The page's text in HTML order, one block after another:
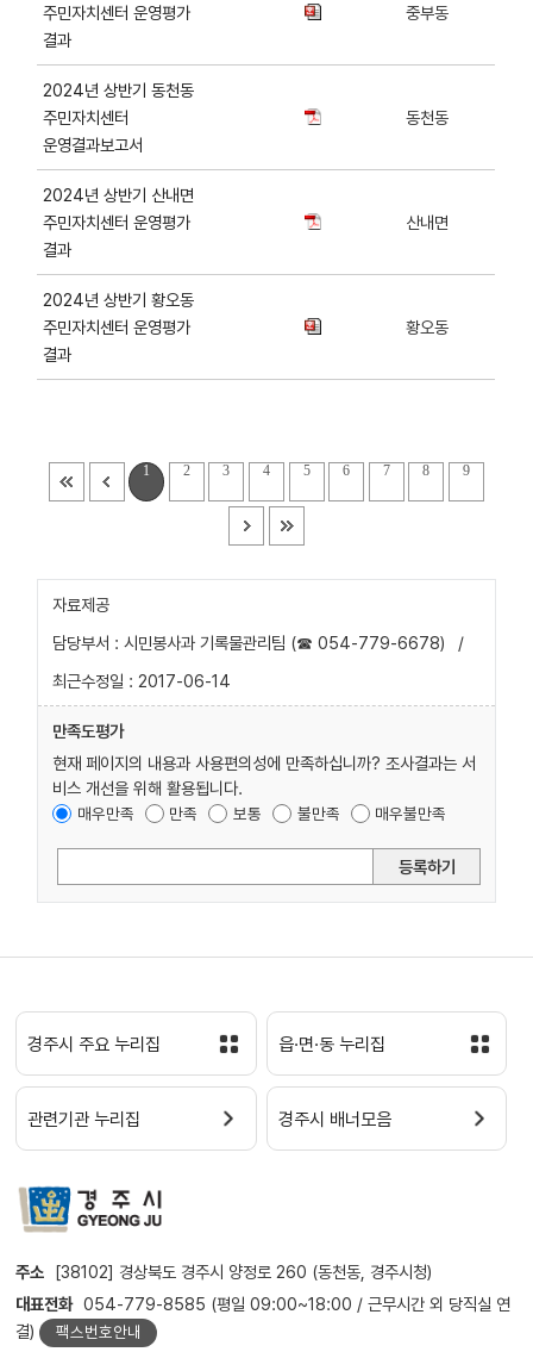
주민자치센터 운영평가
결과
중부동
2024년 상반기 동천동
주민자치센터
운영결과보고서
동천동
2024년 상반기 산내면
주민자치센터 운영평가
결과
산내면
2024년 상반기 황오동
주민자치센터 운영평가
결과
황오동
1 2 3 4 5 6 7 8 9
자료제공
담당부서 : 시민봉사과 기록물관리팀 (☎ 054-779-6678)
/
최근수정일 : 2017-06-14
만족도평가
현재 페이지의 내용과 사용편의성에 만족하십니까? 조사결과는 서
비스 개선을 위해 활용됩니다.
매우만족 만족 보통 불만족 매우불만족
등록하기
경주시 주요 누리집 읍·면·동 누리집
관련기관 누리집 경주시 배너모음
주소 [38102] 경상북도 경주시 양정로 260 (동천동, 경주시청)
대표전화 054-779-8585 (평일 09:00~18:00 / 근무시간 외 당직실 연
결)
팩스번호안내